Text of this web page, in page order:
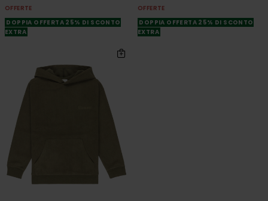
OFFERTE
DOPPIA OFFERTA 25% DI SCONTO
EXTRA
OFFERTE
DOPPIA OFFERTA 25% DI SCONTO
EXTRA